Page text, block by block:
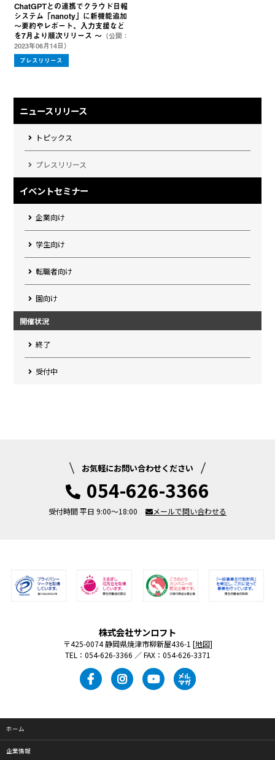
ChatGPTとの連携でクラウド日報
システム「nanoty」に新機能追加
〜要約やレポート、入力支援など
を7月より順次リリース 〜 （公開：
2023年06月14日）
プレスリリース
ニュースリリース
トピックス
プレスリリース
イベントセミナー
企業向け
学生向け
転職者向け
園向け
開催状況
終了
受付中
お気軽にお問い合わせください
054-626-3366
受付時間 平日 9:00～18:00 メールで問い合わせる
株式会社サンロフト
〒425-0074 静岡県焼津市柳新屋436-1 [地図]
TEL：054-626-3366 ／ FAX：054-626-3371
ホーム
企業情報